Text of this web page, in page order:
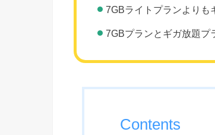
7GBライトプランよりも
7GBプランとギガ放題プ
Contents